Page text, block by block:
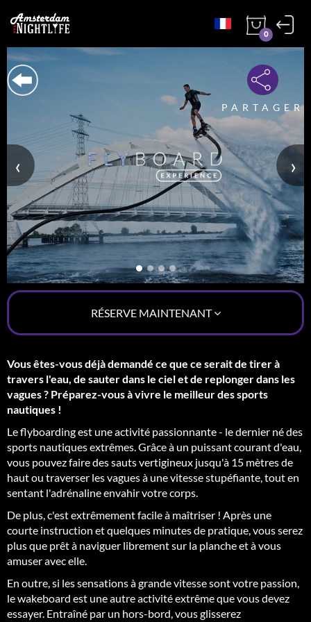
0
PARTAGER
Vous êtes-vous déjà demandé ce que ce serait de tirer à
travers l'eau, de sauter dans le ciel et de replonger dans les
vagues ? Préparez-vous à vivre le meilleur des sports
nautiques !
Le flyboarding est une activité passionnante - le dernier né des
sports nautiques extrêmes. Grâce à un puissant courant d'eau,
vous pouvez faire des sauts vertigineux jusqu'à 15 mètres de
haut ou traverser les vagues à une vitesse stupéfiante, tout en
sentant l'adrénaline envahir votre corps.
De plus, c'est extrêmement facile à maîtriser ! Après une
courte instruction et quelques minutes de pratique, vous serez
plus que prêt à naviguer librement sur la planche et à vous
amuser avec elle.
En outre, si les sensations à grande vitesse sont votre passion,
le wakeboard est une autre activité extrême que vous devez
essayer. Entraîné par un hors-bord, vous glisserez
‹ ›
RÉSERVE MAINTENANT